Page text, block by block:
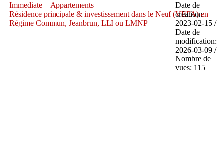
Immediate
Appartements
Résidence principale & investissement dans le Neuf (VEFA) en
Régime Commun, Jeanbrun, LLI ou LMNP
Date de
création:
2023-02-15 /
Date de
modification:
2026-03-09 /
Nombre de
vues: 115